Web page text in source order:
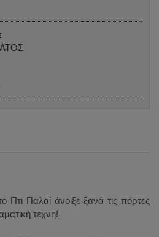
Πτι Παλαί άνοιξε ξανά τις πόρτες
τέχνη!